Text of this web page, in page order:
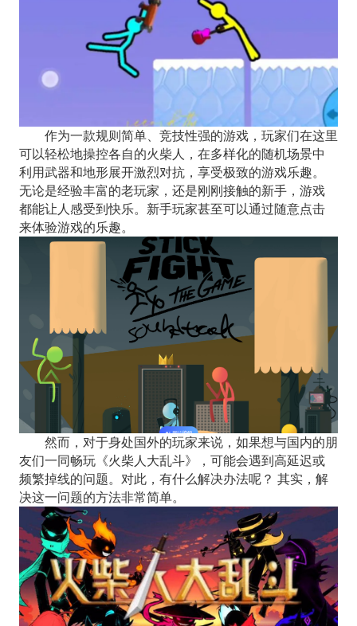
作为一款规则简单、竞技性强的游戏，玩家们在这里
可以轻松地操控各自的火柴人，在多样化的随机场景中
利用武器和地形展开激烈对抗，享受极致的游戏乐趣。
无论是经验丰富的老玩家，还是刚刚接触的新手，游戏
都能让人感受到快乐。新手玩家甚至可以通过随意点击
来体验游戏的乐趣。
然而，对于身处国外的玩家来说，如果想与国内的朋
友们一同畅玩《火柴人大乱斗》，可能会遇到高延迟或
频繁掉线的问题。对此，有什么解决办法呢？ 其实，解
决这一问题的方法非常简单。